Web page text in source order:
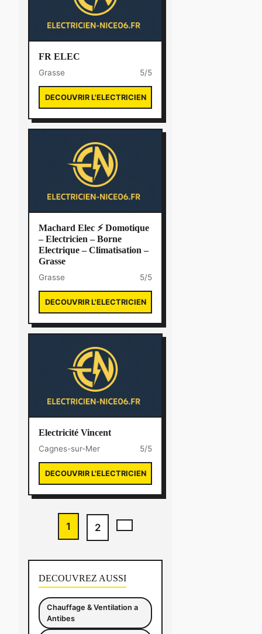
FR ELEC
Grasse 5/5
DECOUVRIR L'ELECTRICIEN
Machard Elec ⚡ Domotique
– Electricien – Borne
Electrique – Climatisation –
Grasse
Grasse 5/5
DECOUVRIR L'ELECTRICIEN
Electricité Vincent
Cagnes-sur-Mer 5/5
DECOUVRIR L'ELECTRICIEN
1 2
DECOUVREZ AUSSI
Chauffage & Ventilation a
Antibes